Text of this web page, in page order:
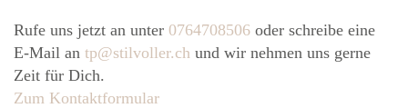
Rufe uns jetzt an unter 0764708506 oder schreibe eine
E-Mail an tp@stilvoller.ch und wir nehmen uns gerne
Zeit für Dich.
Zum Kontaktformular